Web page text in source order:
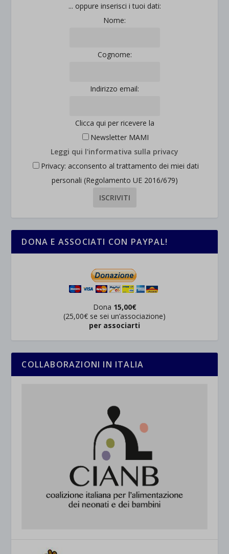
... oppure inserisci i tuoi dati:
Nome:
Cognome:
Indirizzo email:
Clicca qui per ricevere la
Newsletter MAMI
Leggi qui l'informativa sulla privacy
Privacy: acconsento al trattamento dei miei dati
personali (Regolamento UE 2016/679)
DONA E ASSOCIATI CON PAYPAL!
Dona 15,00€
(25,00€ se sei un’associazione)
per associarti
COLLABORAZIONI IN ITALIA